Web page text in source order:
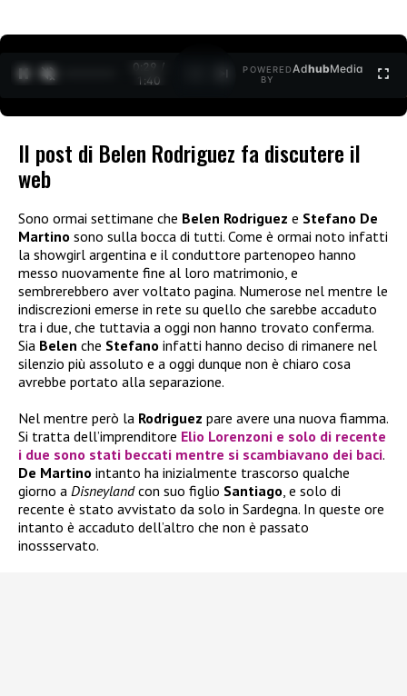
0:30 /
1:40
POWERED
BY
AdhubMedia
Il post di Belen Rodriguez fa discutere il
web
Sono ormai settimane che Belen Rodriguez e Stefano De
Martino sono sulla bocca di tutti. Come è ormai noto infatti
la showgirl argentina e il conduttore partenopeo hanno
messo nuovamente fine al loro matrimonio, e
sembrerebbero aver voltato pagina. Numerose nel mentre le
indiscrezioni emerse in rete su quello che sarebbe accaduto
tra i due, che tuttavia a oggi non hanno trovato conferma.
Sia Belen che Stefano infatti hanno deciso di rimanere nel
silenzio più assoluto e a oggi dunque non è chiaro cosa
avrebbe portato alla separazione.
Nel mentre però la Rodriguez pare avere una nuova fiamma.
Si tratta dell’imprenditore Elio Lorenzoni e solo di recente
i due sono stati beccati mentre si scambiavano dei baci.
De Martino intanto ha inizialmente trascorso qualche
giorno a Disneylandcon suo figlio Santiago, e solo di
recente è stato avvistato da solo in Sardegna. In queste ore
intanto è accaduto dell’altro che non è passato
inossservato.